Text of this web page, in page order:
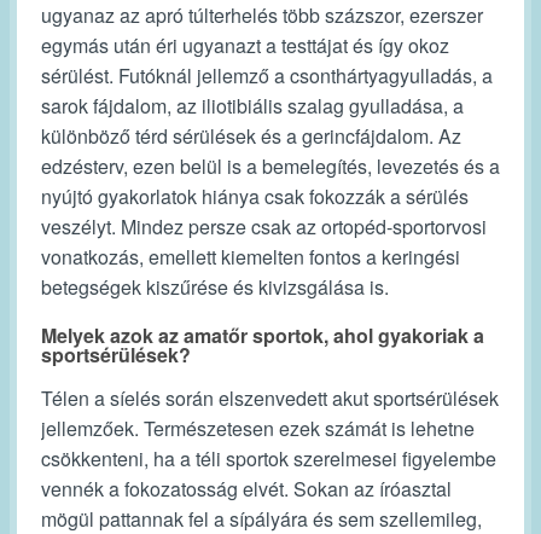
ugyanaz az apró túlterhelés több százszor, ezerszer
egymás után éri ugyanazt a testtájat és így okoz
sérülést. Futóknál jellemző a csonthártyagyulladás, a
sarok fájdalom, az iliotibiális szalag gyulladása, a
különböző térd sérülések és a gerincfájdalom. Az
edzésterv, ezen belül is a bemelegítés, levezetés és a
nyújtó gyakorlatok hiánya csak fokozzák a sérülés
veszélyt. Mindez persze csak az ortopéd-sportorvosi
vonatkozás, emellett kiemelten fontos a keringési
betegségek kiszűrése és kivizsgálása is.
Melyek azok az amatőr sportok, ahol gyakoriak a
sportsérülések?
Télen a síelés során elszenvedett akut sportsérülések
jellemzőek. Természetesen ezek számát is lehetne
csökkenteni, ha a téli sportok szerelmesei figyelembe
vennék a fokozatosság elvét. Sokan az íróasztal
mögül pattannak fel a sípályára és sem szellemileg,